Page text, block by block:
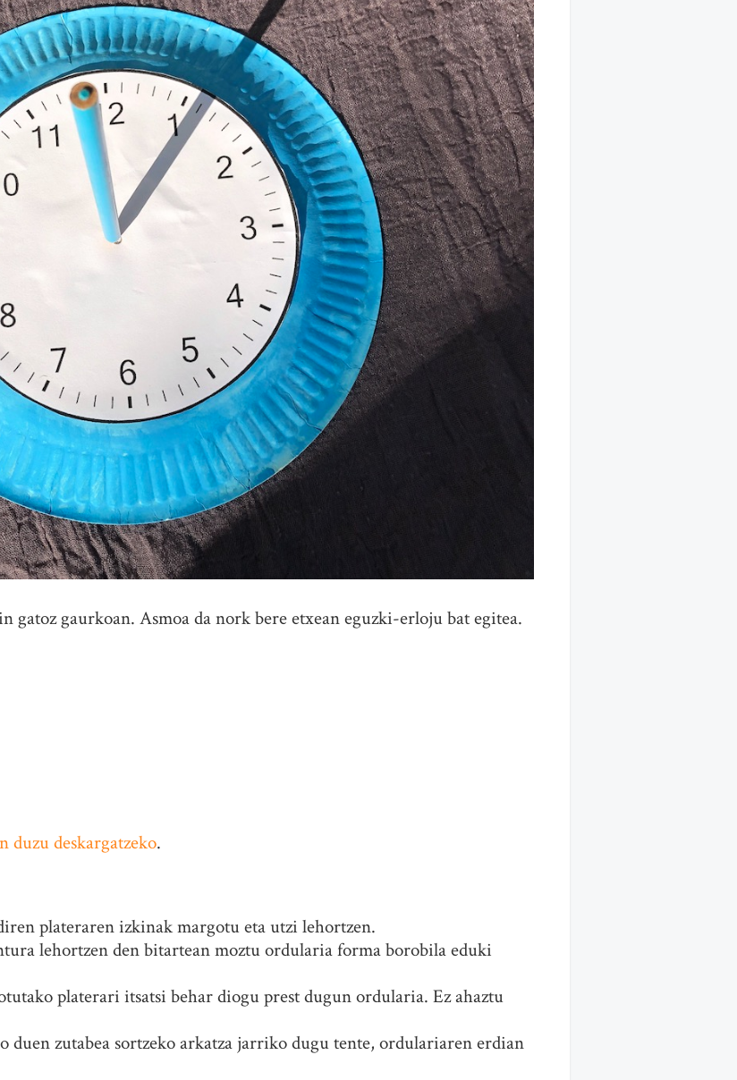
gatoz gaurkoan. Asmoa da nork bere etxean eguzki-erloju bat egitea.
duzu deskargatzeko.
plateraren izkinak margotu eta utzi lehortzen.
lehortzen den bitartean moztu ordularia forma borobila eduki
platerari itsatsi behar diogu prest dugun ordularia. Ez ahaztu
duen zutabea sortzeko arkatza jarriko dugu tente, ordulariaren erdian